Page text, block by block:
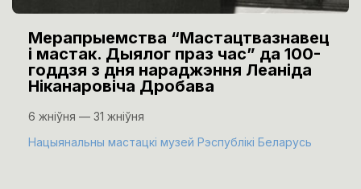
Мерапрыемства “Мастацтвазнавец
і мастак. Дыялог праз час” да 100-
годдзя з дня нараджэння Леаніда
Ніканаровіча Дробава
6 жніўня — 31 жніўня
Нацыянальны мастацкі музей Рэспублікі Беларусь